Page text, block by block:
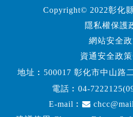
Copyright© 2022彰化
隱私權保護
網站安全
資通安全政
地址︰500017 彰化市中山路
電話︰ 04-
E-mail︰